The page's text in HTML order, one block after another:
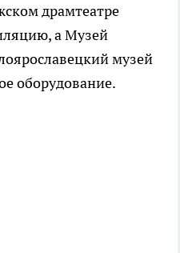
драмтеатре
а Музей
музей
оборудование.